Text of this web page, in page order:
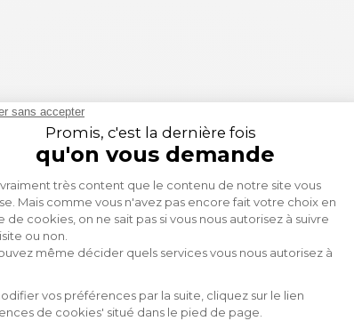
de tear-off sans couture
résistant aux rayures et anti-buée qui
tout en étant équipé de broches de lentille
rayons nocifs du soleil.
d'une vision claire et nette lors de vos
vous permet de garder une vision dégagée
assurant ainsi votre confort et votre sécurité